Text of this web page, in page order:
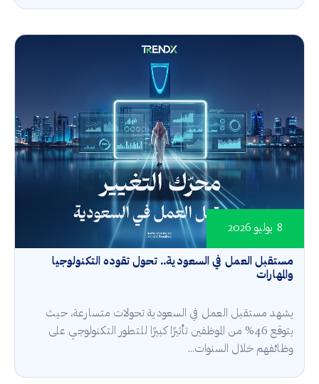
مستقبل العمل في السعودية.. تحول تقوده التكنولوجيا
والمهارات
8 يوليو 2026
يشهد مستقبل العمل في السعودية تحولات متسارعة، حيث
يتوقع 46% من الموظفين تأثيرًا كبيرًا للتطور التكنولوجي على
وظائفهم خلال السنوات...